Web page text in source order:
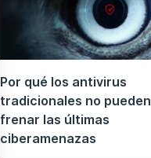
Por qué los antivirus
tradicionales no pueden
frenar las últimas
ciberamenazas